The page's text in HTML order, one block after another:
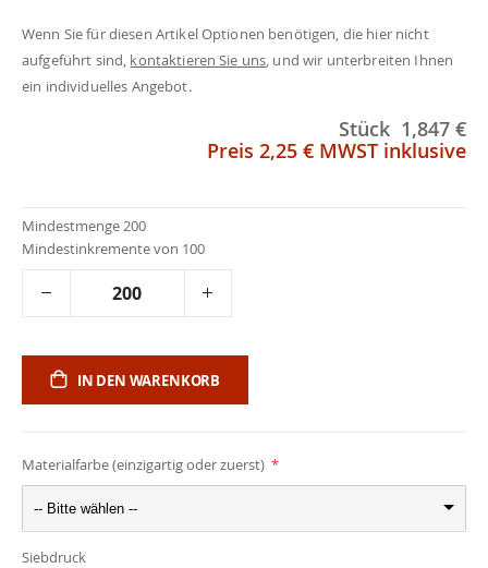
Wenn Sie für diesen Artikel Optionen benötigen, die hier nicht
aufgeführt sind, kontaktieren Sie uns, und wir unterbreiten Ihnen
ein individuelles Angebot.
Stück 1,847 €
Preis 2,25 € MWST inklusive
Mindestmenge 200
Mindestinkremente von 100
IN DEN WARENKORB
Materialfarbe (einzigartig oder zuerst)
-- Bitte wählen --
Siebdruck